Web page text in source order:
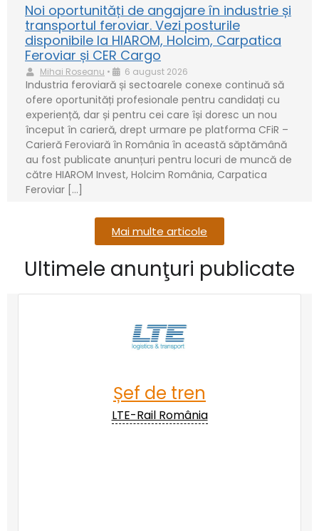
Noi oportunități de angajare în industrie și
transportul feroviar. Vezi posturile
disponibile la HIAROM, Holcim, Carpatica
Feroviar și CER Cargo
Mihai Roseanu • 6 august 2026
Industria feroviară și sectoarele conexe continuă să
ofere oportunități profesionale pentru candidați cu
experiență, dar și pentru cei care își doresc un nou
început în carieră, drept urmare pe platforma CFiR –
Carieră Feroviară în România în această săptămână
au fost publicate anunțuri pentru locuri de muncă de
către HIAROM Invest, Holcim România, Carpatica
Feroviar […]
Mai multe articole
Ultimele anunţuri publicate
Șef de tren
LTE-Rail România